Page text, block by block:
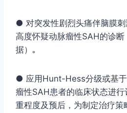
● 对突发性剧烈头痛伴脑膜
高度怀疑动脉瘤性SAH的诊断
据）｡
● 应用Hunt-Hess分级或基
瘤性SAH患者的临床状态进
重程度及预后，为制定治疗策